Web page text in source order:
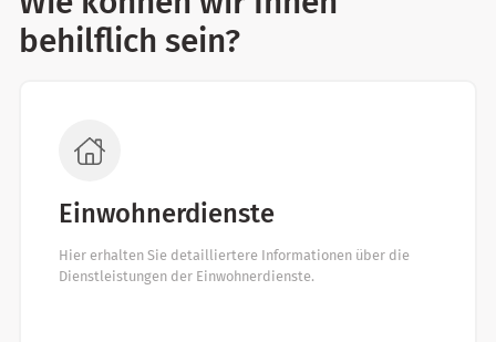
behilflich sein?
Einwohnerdienste
Hier erhalten Sie detailliertere Informationen über die
Dienstleistungen der Einwohnerdienste.